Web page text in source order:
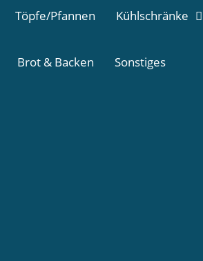
Töpfe/Pfannen Kühlschränke
Brot & Backen Sonstiges